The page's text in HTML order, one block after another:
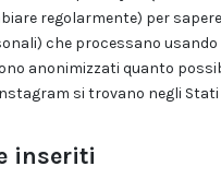
regolarmente) per
che processano usando
anonimizzati quanto
si trovano negli Stati
inseriti